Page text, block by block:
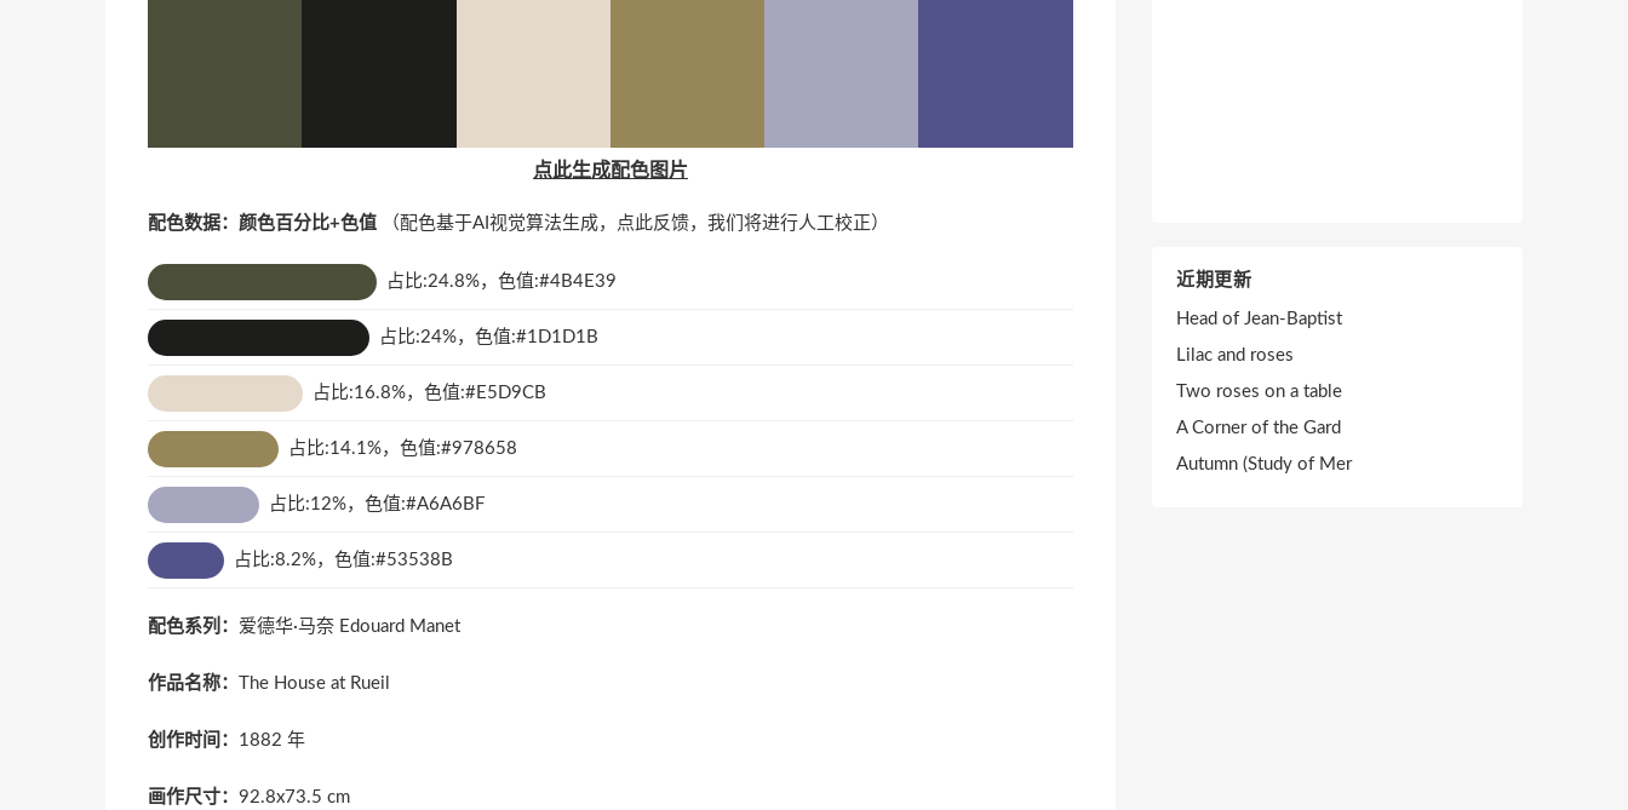
点此生成配色图片
配色数据：颜色百分比+色值 （配色基于AI视觉算法生成， 点此反馈，我们将进行人工校正）
占比:24.8%，色值:#4B4E39
占比:24%，色值:#1D1D1B
占比:16.8%，色值:#E5D9CB
占比:14.1%，色值:#978658
占比:12%，色值:#A6A6BF
占比:8.2%，色值:#53538B
配色系列： 爱德华·马奈 Edouard Manet
作品名称： The House at Rueil
创作时间： 1882 年
画作尺寸： 92.8x73.5 cm
近期更新
Head of Jean-Baptist
Lilac and roses
Two roses on a table
A Corner of the Gard
Autumn (Study of Mer